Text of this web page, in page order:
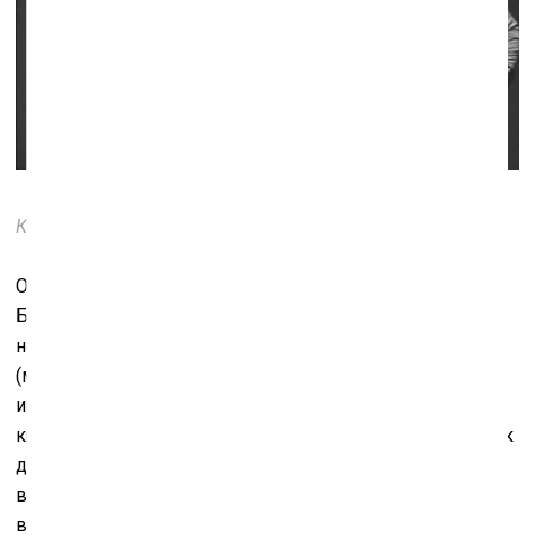
Кадр из фильма «Ритуал»
Опираться на темы и сюжетные ходы в случае с
Бергманом опасно, потому что даже в самом
неудачном его творении звучат его сквозные темы
(молчание бога, семейный ад, призрачный мир
искусства как альтернатива тому и другому). На
красоту кадра тоже надежд возлагать не стоит, так как
даже в самых выдающихся его творениях заметна
вторичность визуального ряда, если не сказать
воровство. Будучи самоучкой, Бергман заимствовал